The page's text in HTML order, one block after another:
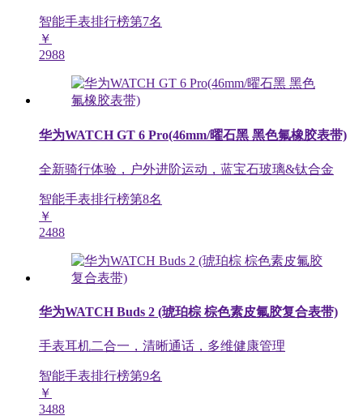
智能手表排行榜第7名
￥
2988
华为WATCH GT 6 Pro(46mm/曜石黑 黑色氟橡胶表带)
全新骑行体验，户外进阶运动，蓝宝石玻璃&钛合金
智能手表排行榜第8名
￥
2488
华为WATCH Buds 2 (琥珀棕 棕色素皮氟胶复合表带)
手表耳机二合一，清晰通话，多维健康管理
智能手表排行榜第9名
￥
3488